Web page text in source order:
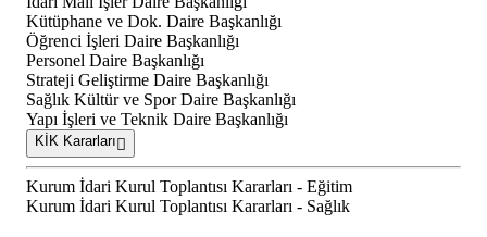
Kütüphane ve Dok. Daire Başkanlığı
Öğrenci İşleri Daire Başkanlığı
Personel Daire Başkanlığı
Strateji Geliştirme Daire Başkanlığı
Sağlık Kültür ve Spor Daire Başkanlığı
Yapı İşleri ve Teknik Daire Başkanlığı
KİK Kararları
Kurum İdari Kurul Toplantısı Kararları - Eğitim
Kurum İdari Kurul Toplantısı Kararları - Sağlık